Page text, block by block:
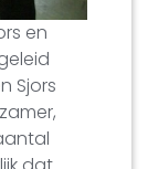
en
Sjors